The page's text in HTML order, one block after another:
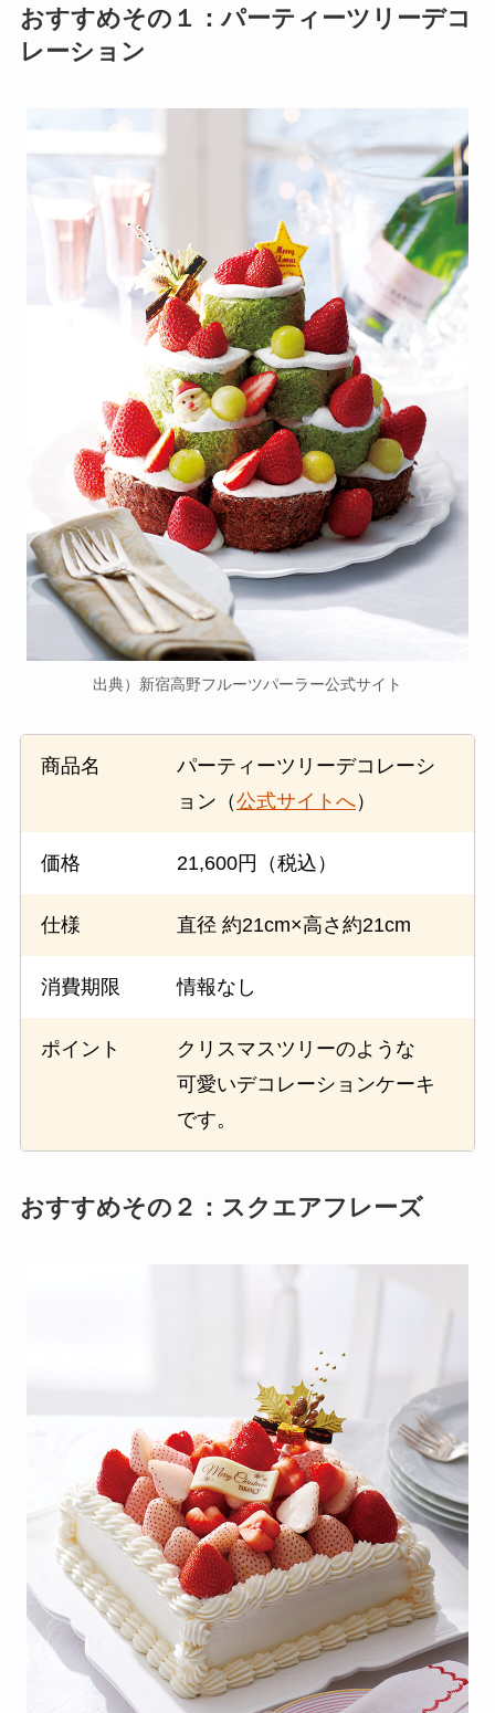
おすすめその１：パーティーツリーデコ
レーション
出典）新宿高野フルーツパーラー公式サイト
商品名
パーティーツリーデコレーシ
ョン（公式サイトへ）
価格 21,600円（税込）
仕様 直径 約21cm×高さ約21cm
消費期限 情報なし
ポイント
クリスマスツリーのような
可愛いデコレーションケーキ
です。
おすすめその２：スクエアフレーズ